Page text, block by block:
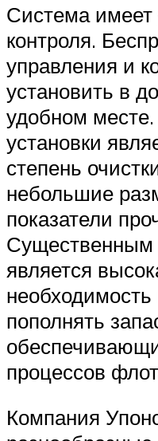
Система
контроля.
управления и
установить в
удобном
установки
степень
небольшие
показатели
Существенным
является
пополнять
процессов
Компания